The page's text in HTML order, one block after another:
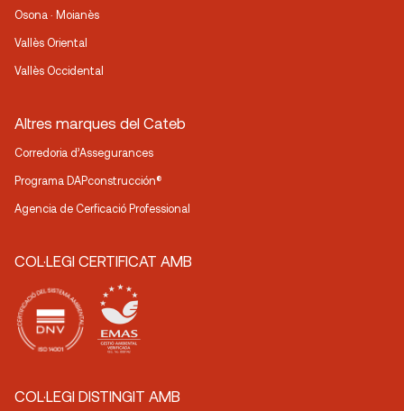
Osona · Moianès
Vallès Oriental
Vallès Occidental
Altres marques del Cateb
Corredoria d’Assegurances
Programa DAPconstrucción®
Agencia de Cerficació Professional
COL·LEGI CERTIFICAT AMB
COL·LEGI DISTINGIT AMB